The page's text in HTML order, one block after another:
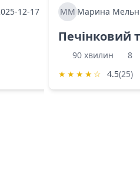
12-17 МММарина
Печінковий
90 хвилин
8
★ ★ ★ ★ ☆ 4.5(25)